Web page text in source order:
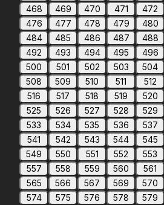
468
469 470 471 472
476
477 478 479 480
484
485 486 487 488
492
493 494 495 496
500
501 502 503 504
508
509 510 511 512
516
517 518 519 520
525
526 527 528 529
533
534 535 536 537
541
542 543 544 545
549
550 551 552 553
557
558 559 560 561
565
566 567 569 570
574
575 576 578 579